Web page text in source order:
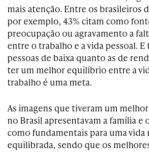
mais atenção. Entre os brasileiros
por exemplo, 43% citam como
preocupação ou agravamento a
entre o trabalho e a vida pessoal. E
pessoas de baixa quanto as de
ter um melhor equilíbrio entre a
trabalho é uma meta.
As imagens que tiveram um
no Brasil apresentavam a família e
como fundamentais para uma vida
equilibrada, sendo que os